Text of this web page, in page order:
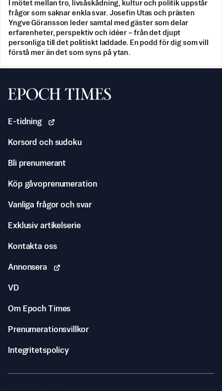
I mötet mellan tro, livsåskådning, kultur och politik uppstår
frågor som saknar enkla svar. Josefin Utas och prästen
Yngve Göransson leder samtal med gäster som delar
erfarenheter, perspektiv och idéer – från det djupt
personliga till det politiskt laddade. En podd för dig som vill
förstå mer än det som syns på ytan.
Svenska Epoch Times
E-tidning
Korsord och sudoku
Bli prenumerant
Köp gåvoprenumeration
Vanliga frågor och svar
Exklusiv artikelserie
Kontakta oss
Annonsera
VD
Om Epoch Times
Prenumerationsvillkor
Integritetspolicy